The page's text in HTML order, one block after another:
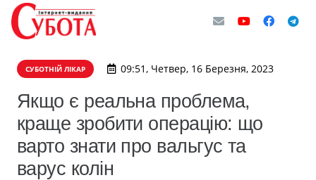
СУБОТНІЙ ЛІКАР 09:51, Четвер, 16 Березня, 2023
Якщо є реальна проблема,
краще зробити операцію: що
варто знати про вальгус та
варус колін